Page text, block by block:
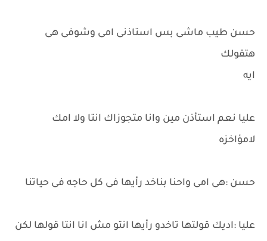
حسن طيب ماشى بس استاذنى امى وشوفى هى
هتقولك
ايه
عليا نعم استأذن مين وانا متجوزاك انتا ولا امك
لامؤاخزه
حسن :هى امى واحنا بناخد رأيها فى كل حاجه فى حياتنا
عليا :اديك قولتها تاخدو رأيها انتو مش انا انتا قولها لكن